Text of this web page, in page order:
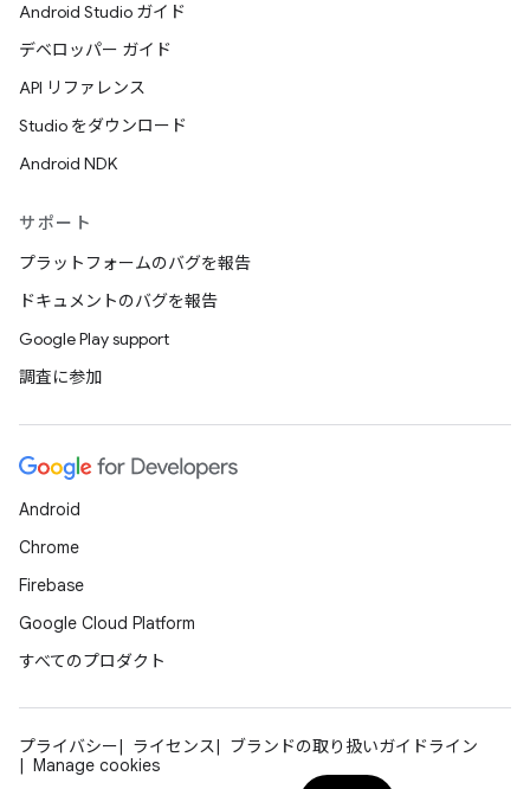
Android Studio ガイド
デベロッパー ガイド
API リファレンス
Studio をダウンロード
Android NDK
サポート
プラットフォームのバグを報告
ドキュメントのバグを報告
Google Play support
調査に参加
Android
Chrome
Firebase
Google Cloud Platform
すべてのプロダクト
プライバシー ライセンス
ブランドの取り扱いガイドライン
Manage cookies